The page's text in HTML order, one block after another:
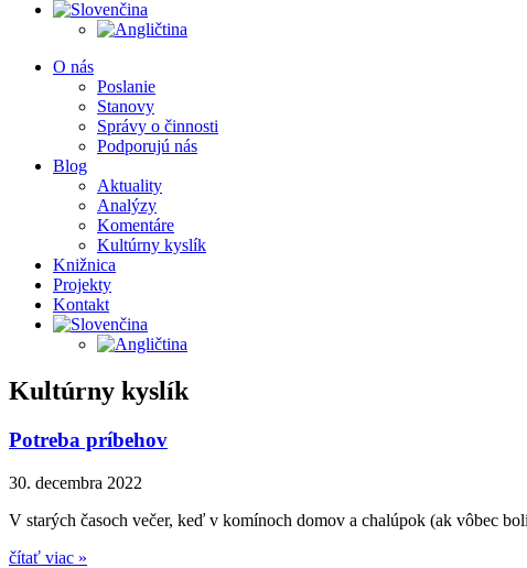
O nás
Poslanie
Stanovy
Správy o činnosti
Podporujú nás
Blog
Aktuality
Analýzy
Komentáre
Kultúrny kyslík
Knižnica
Projekty
Kontakt
Kultúrny kyslík
Potreba príbehov
30. decembra 2022
V starých časoch večer, keď v komínoch domov a chalúpok (ak vôbec
čítať viac »